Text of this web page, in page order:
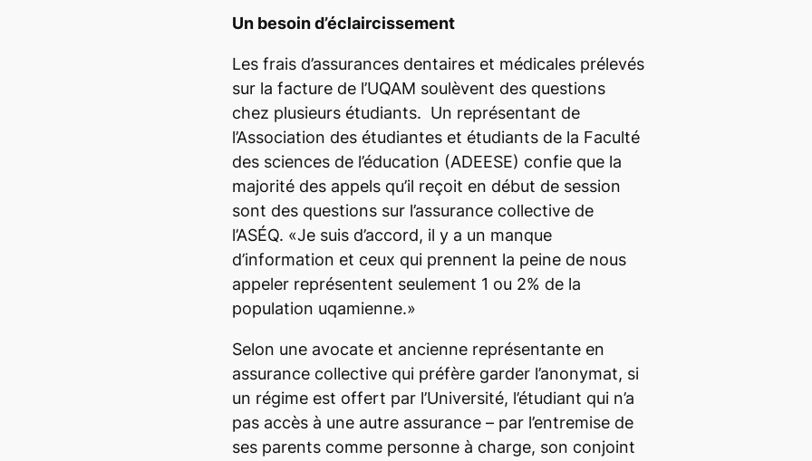
Un besoin d’éclaircissement
Les frais d’assurances dentaires et médicales prélevés
sur la facture de l’UQAM soulèvent des questions
chez plusieurs étudiants. Un représentant de
l’Association des étudiantes et étudiants de la Faculté
des sciences de l’éducation (ADEESE) confie que la
majorité des appels qu’il reçoit en début de session
sont des questions sur l’assurance collective de
l’ASÉQ. «Je suis d’accord, il y a un manque
d’information et ceux qui prennent la peine de nous
appeler représentent seulement 1 ou 2% de la
population uqamienne.»
Selon une avocate et ancienne représentante en
assurance collective qui préfère garder l’anonymat, si
un régime est offert par l’Université, l’étudiant qui n’a
pas accès à une autre assurance – par l’entremise de
ses parents comme personne à charge, son conjoint